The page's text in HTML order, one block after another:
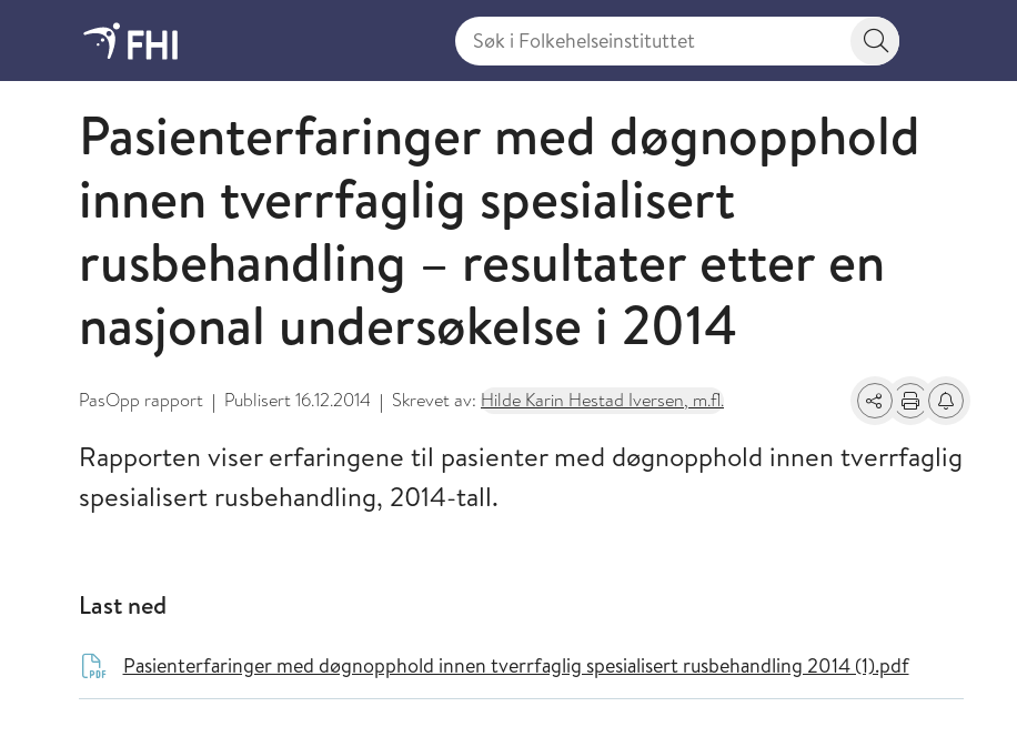
Søk i Folkehelseinstituttet
Søkeknapp
2014 - publikasjoner fra FHI
Pasienterfaringer med døgnopphold
innen tverrfaglig spesialisert
rusbehandling – resultater etter en
nasjonal undersøkelse i 2014
PasOpp rapport | Publisert16.12.2014 | Skrevet av: Hilde Karin Hestad Iversen, m.fl. Del Skriv utFå varsel
Rapporten viser erfaringene til pasienter med døgnopphold innen tverrfaglig
spesialisert rusbehandling, 2014-tall.
Last ned
Pasienterfaringer med døgnopphold innen tverrfaglig spesialisert rusbehandling 2014 (1).pdf